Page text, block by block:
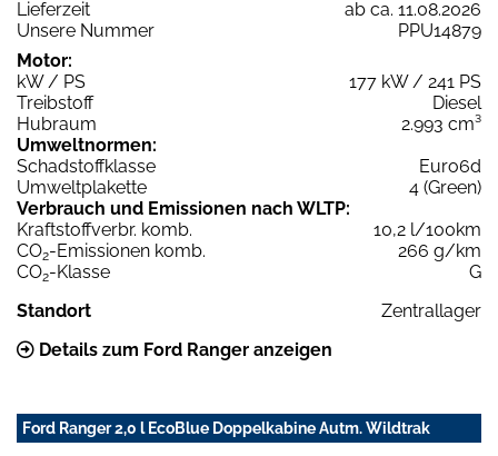
Lieferzeit
ab ca. 11.08.2026
Unsere Nummer
PPU14879
Motor:
kW / PS
177 kW / 241 PS
Treibstoff
Diesel
Hubraum
2.993 cm³
Umweltnormen:
Schadstoffklasse
Euro6d
Umweltplakette
4 (Green)
Verbrauch und Emissionen nach WLTP:
Kraftstoffverbr. komb.
10,2 l/100km
CO2-Emissionen komb.
266 g/km
CO2-Klasse
G
Standort
Zentrallager
Details zum Ford Ranger anzeigen
Ford Ranger 2,0 l EcoBlue Doppelkabine Autm. Wildtrak